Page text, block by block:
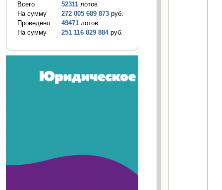
Всего
52311 лотов
На сумму
272 005 689 873 руб.
Проведено
49471 лотов
На сумму
251 116 829 884руб.